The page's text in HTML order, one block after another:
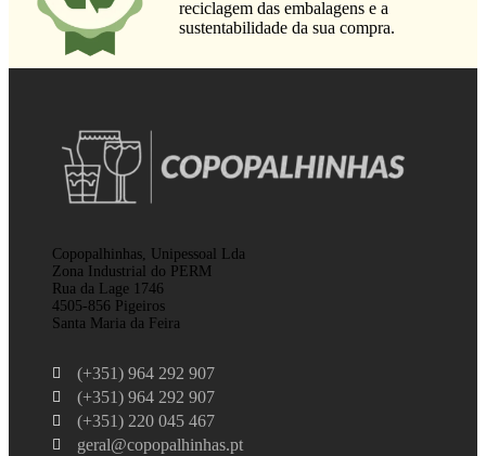
reciclagem das embalagens e a
sustentabilidade da sua compra.
Copopalhinhas, Unipessoal Lda
Zona Industrial do PERM
Rua da Lage 1746
4505-856 Pigeiros
Santa Maria da Feira
(+351) 964 292 907
(+351) 964 292 907
(+351) 220 045 467
geral@copopalhinhas.pt